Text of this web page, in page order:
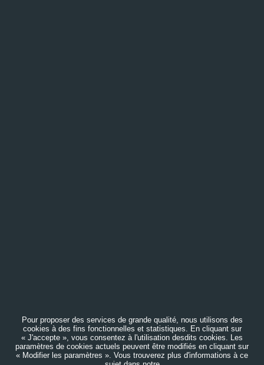
Pour proposer des services de grande qualité, nous utilisons des
cookies à des fins fonctionnelles et statistiques. En cliquant sur
« J'accepte », vous consentez à l'utilisation desdits cookies. Les
paramètres de cookies actuels peuvent être modifiés en cliquant sur
« Modifier les paramètres ». Vous trouverez plus d'informations à ce